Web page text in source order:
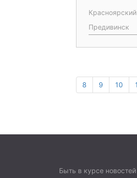
Предивинск
8 9 10
Быть в курсе